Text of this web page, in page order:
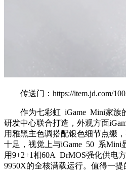
传送门：https://item.jd.com/
作为七彩虹 iGame Mini家族
研发中心联合打造，外观方面
用雅黑主色调搭配银色细节点缀
十足，视觉上与iGame 50 系Mini
用9+2+1相60A DrMOS强化供电
9950X的全核满载运行。值得一